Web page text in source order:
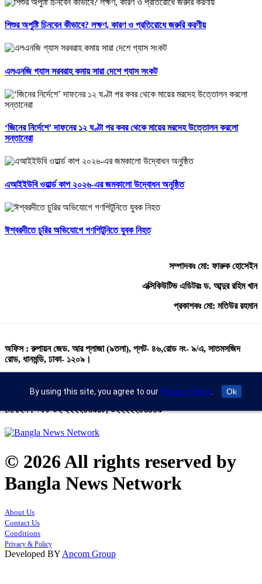
শিশুর অপুষ্টি চিনবেন কীভাবে? লক্ষণ, কারণ ও প্রতিরোধে জরুরি করণীয়
এলএনজি গ্যাস সরবরাহ কমায় সারা দেশে গ্যাস সংকট
‘জিনের নির্দেশে’ দাফনের ১২ ঘণ্টা পর কবর থেকে মায়ের মরদেহ উত্তোলন করলো
সন্তানেরা
এআইইউবি ওয়ার্ল্ড কাপ ২০২৬-এর জমকালো উদ্বোধন অনুষ্ঠিত
ঈশ্বরদীতে চুরির অভিযোগে গণপিটুনিতে যুবক নিহত
সম্পাদকঃ মো: ফারুক হোসেইন
এক্সিকিউটিভ এডিটরঃ ড. আব্দুর রহিম খান
প্রকাশকঃ মো: মতিউর রহমান
অফিস : রুপায়ন জেড. আর প্লাজা (৯তলা), প্লট- ৪৬,রোড নং- ৯/এ, সাতমসজিদ
রোড, ধানমন্ডি, ঢাকা- ১২০৯।
banglanewsnetwork@gmail.com
মোবাইল : +৮৮ ০২ ২২২২৪৬৯১৮, ০২২২২২৪৬৪৪৯
© 2026 All rights reserved by
Bangla News Network
About Us
Contact Us
Conditions
Privacy & Policy
Developed BY Apcom Group
By using this site, you agree to our Privacy Policy. Ok